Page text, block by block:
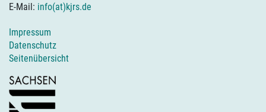
E-Mail: info(at)kjrs.de
Impressum
Datenschutz
Seitenübersicht